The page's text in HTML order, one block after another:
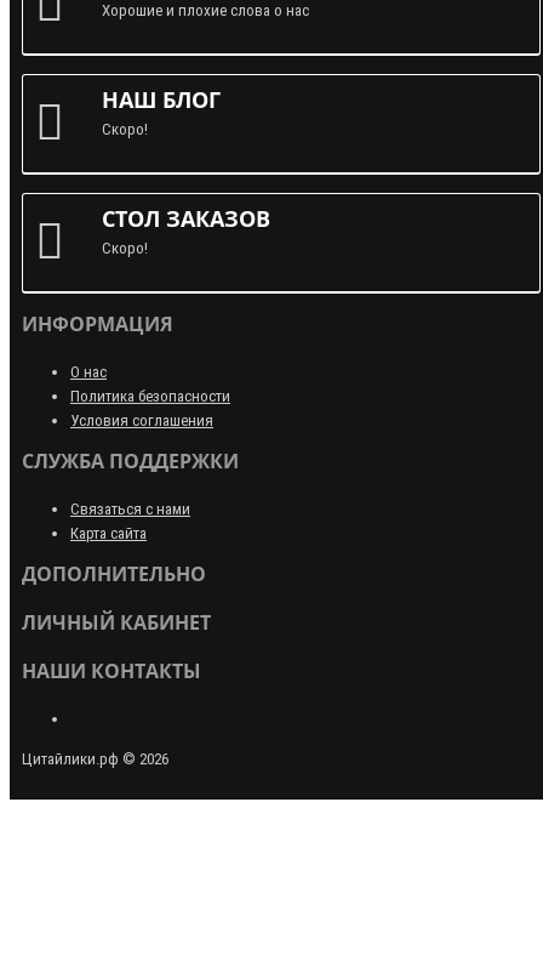
Хорошие и плохие слова о нас
НАШ БЛОГ
Скоро!
СТОЛ ЗАКАЗОВ
Скоро!
ИНФОРМАЦИЯ
О нас
Политика безопасности
Условия соглашения
СЛУЖБА ПОДДЕРЖКИ
Связаться с нами
Карта сайта
ДОПОЛНИТЕЛЬНО
ЛИЧНЫЙ КАБИНЕТ
НАШИ КОНТАКТЫ
Цитайлики.рф © 2026